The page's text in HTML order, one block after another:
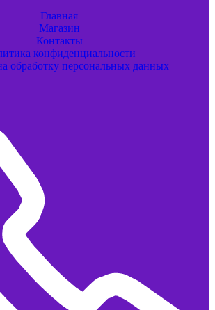
Главная
Магазин
Контакты
конфиденциальности
обработку персональных данных